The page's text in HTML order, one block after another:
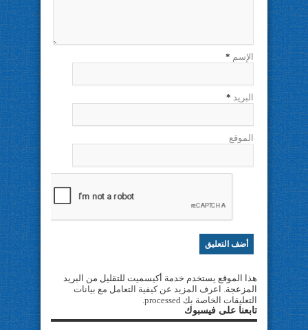
الإسم *
البريد *
الموقع
هذا الموقع يستخدم خدمة أكيسميت للتقليل من البريد
المزعجة. اعرف المزيد عن كيفية التعامل مع بيانات
التعليقات الخاصة بك processed
.
تابعنا على فيسبوك